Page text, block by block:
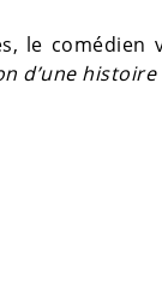
le comédien
d’une